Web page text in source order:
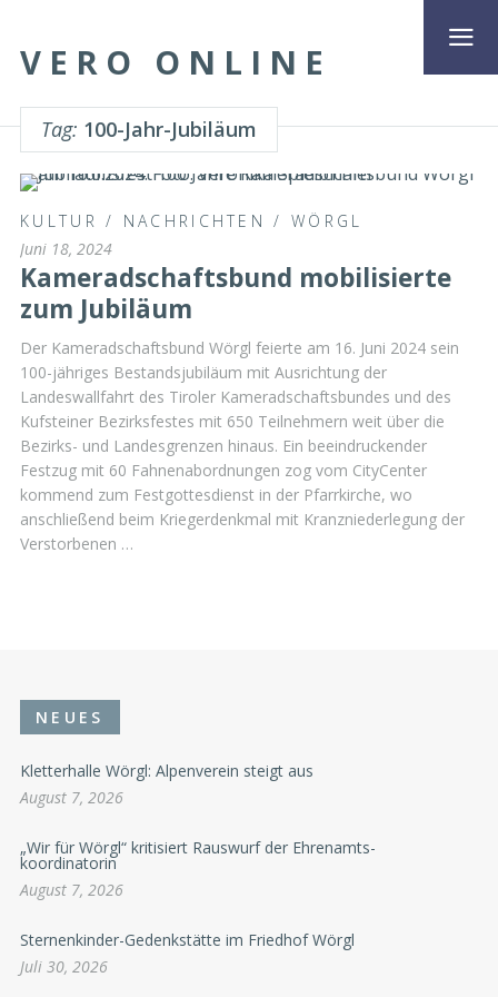
VERO ONLINE
Tag: 100-Jahr-Jubiläum
KULTUR / NACHRICHTEN /WÖRGL
Juni 18, 2024
Kameradschaftsbund mobilisierte
zum Jubiläum
Der Kameradschaftsbund Wörgl feierte am 16. Juni 2024 sein
100-jähriges Bestandsjubiläum mit Ausrichtung der
Landeswallfahrt des Tiroler Kameradschaftsbundes und des
Kufsteiner Bezirksfestes mit 650 Teilnehmern weit über die
Bezirks- und Landesgrenzen hinaus. Ein beeindruckender
Festzug mit 60 Fahnenabordnungen zog vom CityCenter
kommend zum Festgottesdienst in der Pfarrkirche, wo
anschließend beim Kriegerdenkmal mit Kranzniederlegung der
Verstorbenen …
NEUES
Kletterhalle Wörgl: Alpenverein steigt aus
August 7, 2026
„Wir für Wörgl“ kritisiert Rauswurf der Ehrenamts-
koordinatorin
August 7, 2026
Sternenkinder-Gedenkstätte im Friedhof Wörgl
Juli 30, 2026